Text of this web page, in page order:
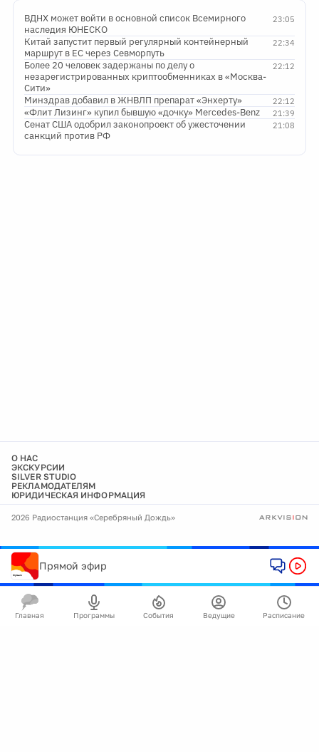
23:05
ВДНХ может войти в основной список Всемирного
наследия ЮНЕСКО
22:34
Китай запустит первый регулярный контейнерный
маршрут в ЕС через Севморпуть
22:12
Более 20 человек задержаны по делу о
незарегистрированных криптообменниках в «Москва-
Сити»
22:12
Минздрав добавил в ЖНВЛП препарат «Энхерту»
21:39
«Флит Лизинг» купил бывшую «дочку» Mercedes-Benz
21:08
Сенат США одобрил законопроект об ужесточении
санкций против РФ
О НАС
ЭКСКУРСИИ
SILVER STUDIO
РЕКЛАМОДАТЕЛЯМ
ЮРИДИЧЕСКАЯ ИНФОРМАЦИЯ
2026 Радиостанция «Серебряный Дождь»
Прямой эфир
Главная Программы События Ведущие Расписание